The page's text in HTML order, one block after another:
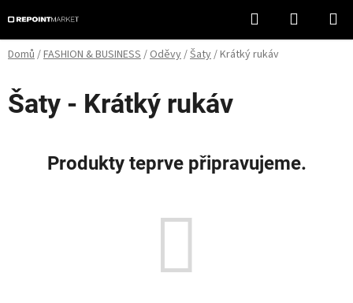
na
obsah
Hledat
KOŠÍK
Domů/FASHION & BUSINESS/Oděvy/Šaty/Krátký rukáv
Šaty - Krátký rukáv
Produkty teprve připravujeme.